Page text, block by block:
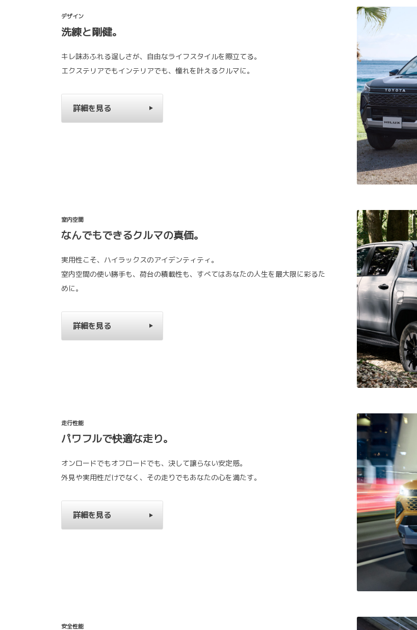
デザイン
洗練と剛健。
キレ味あふれる逞しさが、自由なライフスタイルを際立てる。
エクステリアでもインテリアでも、憧れを叶えるクルマに。
詳細を見る
室内空間
なんでもできるクルマの真価。
実用性こそ、ハイラックスのアイデンティティ。
室内空間の使い勝手も、荷台の積載性も、すべてはあなたの人生を最大限に彩るた
めに。
詳細を見る
走行性能
パワフルで快適な走り。
オンロードでもオフロードでも、決して譲らない安定感。
外見や実用性だけでなく、その走りでもあなたの心を満たす。
詳細を見る
安全性能